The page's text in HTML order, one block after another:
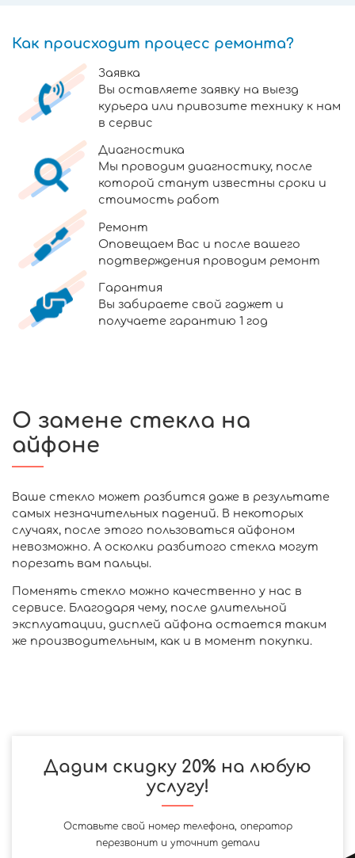
Как происходит процесс ремонта?
Заявка
Вы оставляете заявку на выезд
курьера или привозите технику к нам
в сервис
Диагностика
Мы проводим диагностику, после
которой станут известны сроки и
стоимость работ
Ремонт
Оповещаем Вас и после вашего
подтверждения проводим ремонт
Гарантия
Вы забираете свой гаджет и
получаете гарантию 1 год
О замене стекла на
айфоне
Ваше стекло может разбится даже в результате
самых незначительных падений. В некоторых
случаях, после этого пользоваться айфоном
невозможно. А осколки разбитого стекла могут
порезать вам пальцы.
Поменять стекло можно качественно у нас в
сервисе. Благодаря чему, после длительной
эксплуатации, дисплей айфона остается таким
же производительным, как и в момент покупки.
Дадим скидку 20% на любую
услугу!
Оставьте свой номер телефона, оператор
перезвонит и уточнит детали